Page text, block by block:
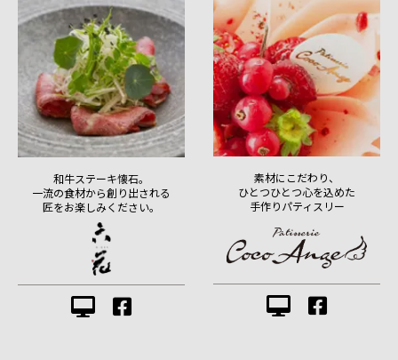
和牛ステーキ懐石。
一流の食材から創り出される
匠をお楽しみください。
素材にこだわり、
ひとつひとつ心を込めた
手作りパティスリー